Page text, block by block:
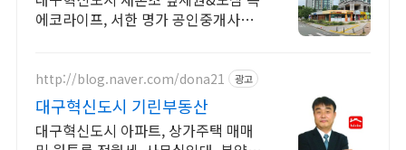
에코라이프, 서한 명가 공인중개사와
http://blog.naver.com/dona21 광고
대구혁신도시 기린부동산
대구혁신도시 아파트, 상가주택 매매